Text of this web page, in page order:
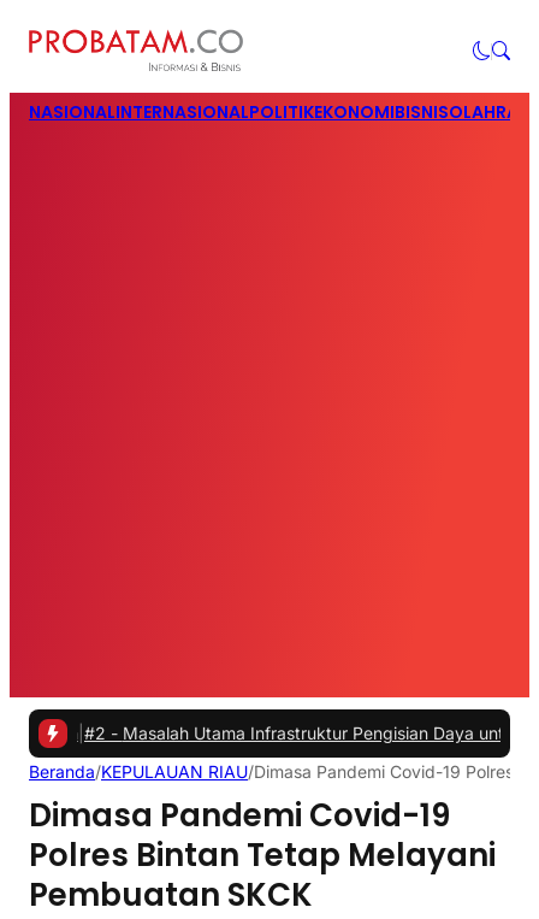
NASIONALINTERNASIONALPOLITIKEKONOMIBISNIS
Masalah Utama Infrastruktur Pengisian Daya untuk Mobil Listrik
Beranda/KEPULAUAN RIAU/Dimasa Pandemi Covid-19 Polres
Dimasa Pandemi Covid-19
Polres Bintan Tetap Melayani
Pembuatan SKCK